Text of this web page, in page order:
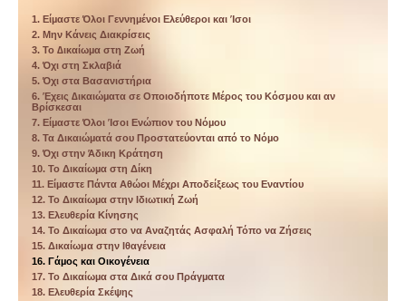
1. Είµαστε Όλοι Γεννηµένοι Ελεύθεροι και Ίσοι
2. Μην Κάνεις Διακρίσεις
3. Το ∆ικαίωµα στη Ζωή
4. Όχι στη Σκλαβιά
5. Όχι στα Βασανιστήρια
6. Έχεις ∆ικαιώµατα σε Οποιοδήποτε Μέρος του Κόσμου και αν
Βρίσκεσαι
7. Είµαστε Όλοι Ίσοι Ενώπιον του Νόµου
8. Τα Δικαιώµατά σου Προστατεύονται από το Νόµο
9. Όχι στην Άδικη Κράτηση
10. Το Δικαίωµα στη Δίκη
11. Είµαστε Πάντα Αθώοι Μέχρι Αποδείξεως του Εναντίου
12. Το Δικαίωµα στην Ιδιωτική Ζωή
13. Ελευθερία Κίνησης
14. Το Δικαίωµα στο να Αναζητάς Ασφαλή Τόπο να Ζήσεις
15. Δικαίωμα στην Ιθαγένεια
16. Γάµος και Οικογένεια
17. Το Δικαίωµα στα Δικά σου Πράγµατα
18. Ελευθερία Σκέψης